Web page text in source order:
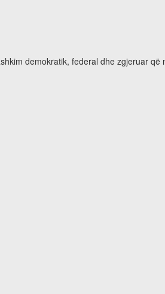
demokratik, federal dhe zgjeruar që